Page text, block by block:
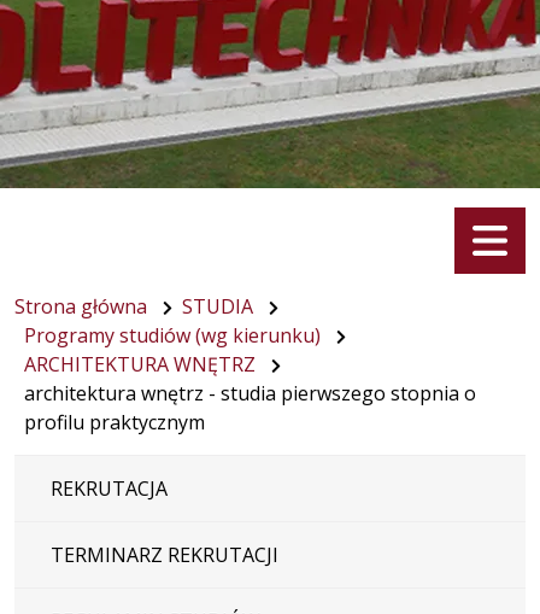
Menu
Strona główna
STUDIA
Programy studiów (wg kierunku)
ARCHITEKTURA WNĘTRZ
architektura wnętrz - studia pierwszego stopnia o
profilu praktycznym
REKRUTACJA
TERMINARZ REKRUTACJI